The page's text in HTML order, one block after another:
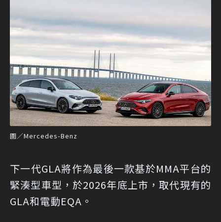
圖／Mercedes-Benz
下一代GLA將作為最後一款基於MMA平台的
緊湊型車型，於2026年底上市，取代現有的
GLA和電動EQA。